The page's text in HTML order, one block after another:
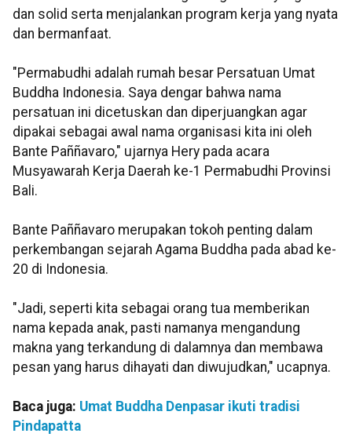
dan solid serta menjalankan program kerja yang nyata
dan bermanfaat.
"Permabudhi adalah rumah besar Persatuan Umat
Buddha Indonesia. Saya dengar bahwa nama
persatuan ini dicetuskan dan diperjuangkan agar
dipakai sebagai awal nama organisasi kita ini oleh
Bante Paññavaro," ujarnya Hery pada acara
Musyawarah Kerja Daerah ke-1 Permabudhi Provinsi
Bali.
Bante Paññavaro merupakan tokoh penting dalam
perkembangan sejarah Agama Buddha pada abad ke-
20 di Indonesia.
"Jadi, seperti kita sebagai orang tua memberikan
nama kepada anak, pasti namanya mengandung
makna yang terkandung di dalamnya dan membawa
pesan yang harus dihayati dan diwujudkan," ucapnya.
Baca juga: Umat Buddha Denpasar ikuti tradisi
Pindapatta